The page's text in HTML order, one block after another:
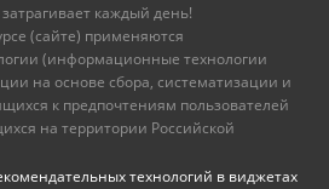
каждый день!
(сайте) применяются
(информационные технологии
на основе сбора, систематизации и
к предпочтениям пользователей
на территории Российской
технологий в виджетах